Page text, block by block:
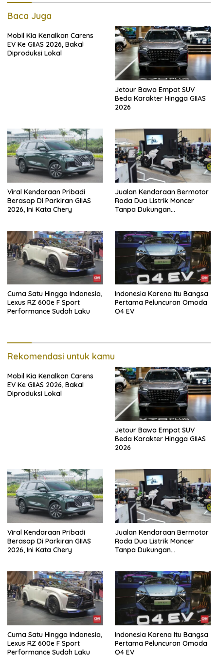
Baca Juga
Mobil Kia Kenalkan Carens
EV Ke GIIAS 2026, Bakal
Diproduksi Lokal
Jetour Bawa Empat SUV
Beda Karakter Hingga GIIAS
2026
Viral Kendaraan Pribadi
Berasap Di Parkiran GIIAS
2026, Ini Kata Chery
Jualan Kendaraan Bermotor
Roda Dua Listrik Moncer
Tanpa Dukungan
Cuma Satu Hingga Indonesia,
Lexus RZ 600e F Sport
Performance Sudah Laku
Indonesia Karena Itu Bangsa
Pertama Peluncuran Omoda
O4 EV
Rekomendasi untuk kamu
Mobil Kia Kenalkan Carens
EV Ke GIIAS 2026, Bakal
Diproduksi Lokal
Jetour Bawa Empat SUV
Beda Karakter Hingga GIIAS
2026
Viral Kendaraan Pribadi
Berasap Di Parkiran GIIAS
2026, Ini Kata Chery
Jualan Kendaraan Bermotor
Roda Dua Listrik Moncer
Tanpa Dukungan
Cuma Satu Hingga Indonesia,
Lexus RZ 600e F Sport
Performance Sudah Laku
Indonesia Karena Itu Bangsa
Pertama Peluncuran Omoda
O4 EV